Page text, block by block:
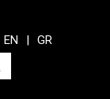
EN GR